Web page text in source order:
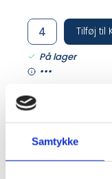
Samtykke
Tilføj til
På lager
•••